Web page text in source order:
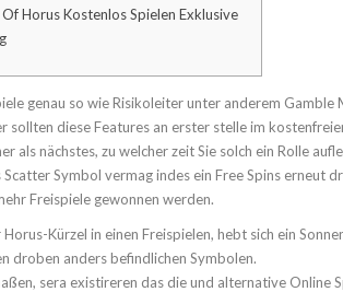
Of Horus Kostenlos Spielen Exklusive
genau so wie Risikoleiter unter anderem
sollten diese Features an erster stelle im
als nächstes, zu welcher zeit Sie solch ein Rolle
Symbol vermag indes ein Free Spins erneut
Freispiele gewonnen werden.
Horus-Kürzel in einen Freispielen, hebt sich ein
droben anders befindlichen Symbolen.
sera existireren das die und alternative Online